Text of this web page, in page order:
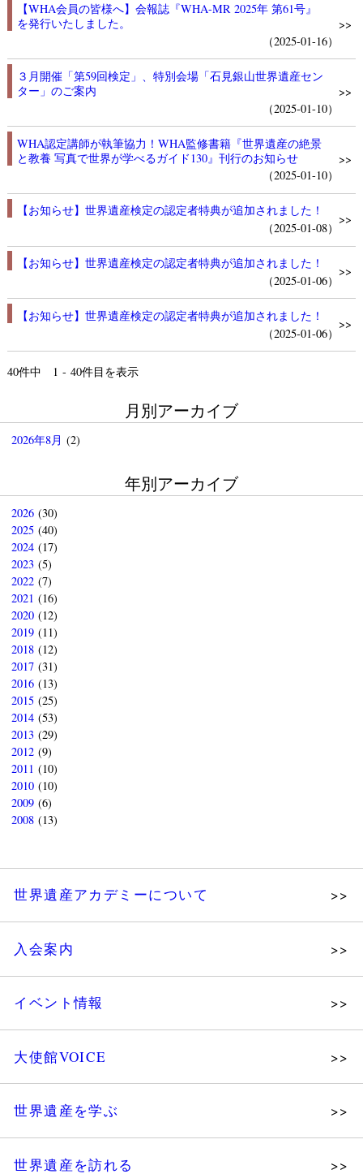
【WHA会員の皆様へ】会報誌『WHA-MR 2025年 第61号』
を発行いたしました。
（2025-01-16）
>>
３月開催「第59回検定」、特別会場「石見銀山世界遺産セン
ター」のご案内
（2025-01-10）
>>
WHA認定講師が執筆協力！WHA監修書籍『世界遺産の絶景
と教養 写真で世界が学べるガイド130』刊行のお知らせ
（2025-01-10）
>>
【お知らせ】世界遺産検定の認定者特典が追加されました！
（2025-01-08）
>>
【お知らせ】世界遺産検定の認定者特典が追加されました！
（2025-01-06）
>>
【お知らせ】世界遺産検定の認定者特典が追加されました！
（2025-01-06）
>>
40件中 1 - 40件目を表示
月別アーカイブ
2026年8月 (2)
年別アーカイブ
2026(30)
2025(40)
2024(17)
2023(5)
2022(7)
2021 (16)
2020(12)
2019(11)
2018(12)
2017(31)
2016(13)
2015(25)
2014(53)
2013(29)
2012(9)
2011 (10)
2010(10)
2009(6)
2008(13)
世界遺産アカデミーについて
組織図・役員
法人会員・協賛団体／公認団体
入会案内
イベント情報
展示会
ツアー情報
大使館VOICE
世界遺産を学ぶ
世界遺産を訪れる